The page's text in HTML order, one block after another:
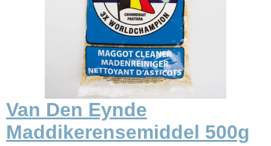
Van Den Eynde
Maddikerensemiddel 500g